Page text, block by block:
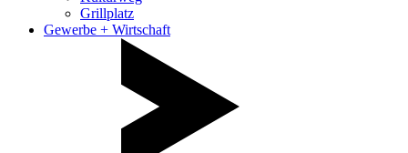
Grillplatz
Gewerbe + Wirtschaft